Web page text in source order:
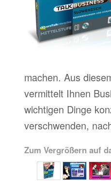
machen. Aus
vermittelt Ihnen
wichtigen Dinge
verschwenden,
Zum Vergrößern auf